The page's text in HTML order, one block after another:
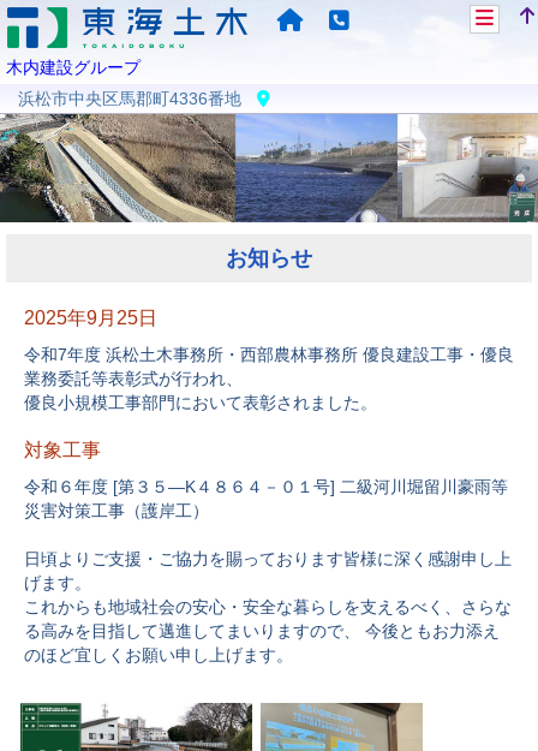
木内建設グループ
浜松市中央区馬郡町4336番地
お知らせ
2025年9月25日
令和7年度 浜松土木事務所・西部農林事務所 優良建設工事・優良
業務委託等表彰式が行われ、
優良小規模工事部門において表彰されました。
対象工事
令和６年度 [第３５―K４８６４－０１号] 二級河川堀留川豪雨等
災害対策工事（護岸工）
日頃よりご支援・ご協力を賜っております皆様に深く感謝申し上
げます。
これからも地域社会の安心・安全な暮らしを支えるべく、さらな
る高みを目指して邁進してまいりますので、 今後ともお力添え
のほど宜しくお願い申し上げます。